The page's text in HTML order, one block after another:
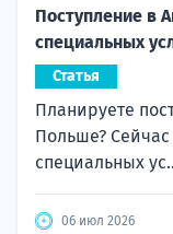
Поступление в
специальных
Статья
Планируете
Польше?
специальных
06 июл 2026